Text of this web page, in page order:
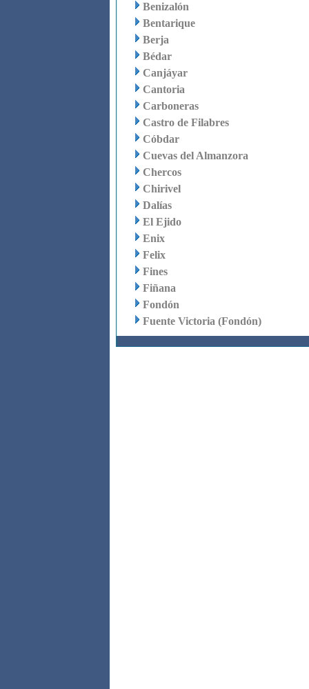
Benizalón
Bentarique
Berja
Bédar
Canjáyar
Cantoria
Carboneras
Castro de Filabres
Cóbdar
Cuevas del Almanzora
Chercos
Chirivel
Dalías
El Ejido
Enix
Felix
Fines
Fiñana
Fondón
Fuente Victoria (Fondón)